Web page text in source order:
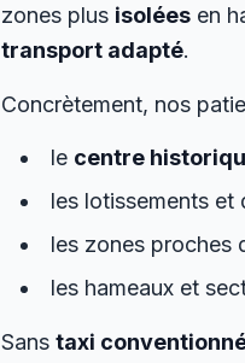
zones plus isolées en
transport adapté.
Concrètement, nos
le centre
les lotissements et
les zones proches
les hameaux et
Sans taxi